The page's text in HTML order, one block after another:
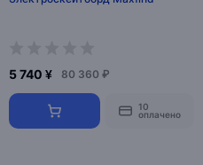
5 740 ¥ 80 360 ₽
10
оплачено